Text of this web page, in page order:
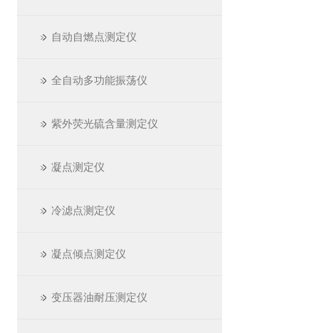
自动自燃点测定仪
全自动多功能振荡仪
紫外荧光硫含量测定仪
凝点测定仪
冷滤点测定仪
凝点倾点测定仪
变压器油耐压测定仪